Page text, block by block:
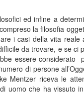
ed infine a
la filosofia
i casi della vita reale
da trovare, e se ci
essere considerato
di persone
Mentzer riceva le
uomo che ha vissuto